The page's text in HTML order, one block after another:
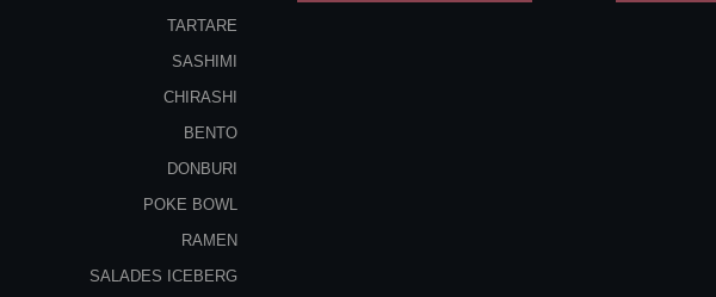
TARTARE
SASHIMI
CHIRASHI
BENTO
DONBURI
POKE BOWL
RAMEN
SALADES ICEBERG